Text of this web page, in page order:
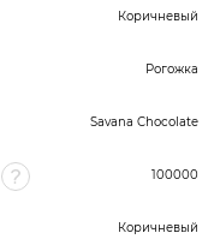
Коричневый
Рогожка
Savana Chocolate
100000
Коричневый